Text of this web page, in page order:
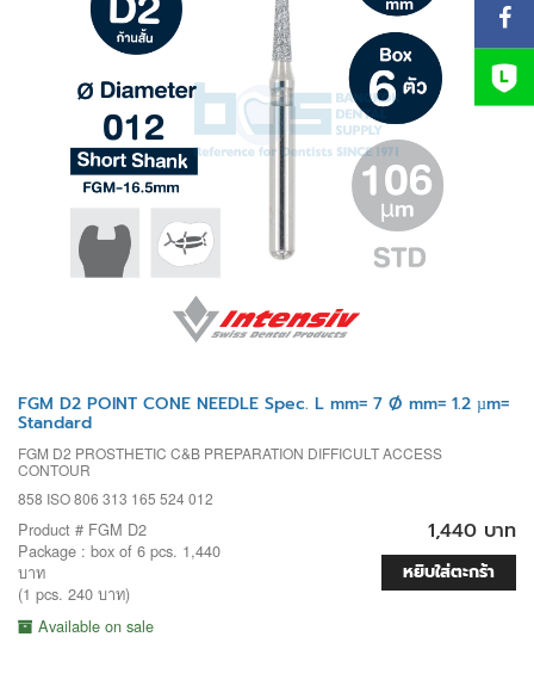
FGM D2 POINT CONE NEEDLE Spec. L mm= 7 Ø mm= 1.2 µm=
Standard
FGM D2 PROSTHETIC C&B PREPARATION DIFFICULT ACCESS
CONTOUR
858 ISO 806 313 165 524 012
Product # FGM D2
Package : box of 6 pcs. 1,440
บาท
(1 pcs. 240 บาท)
Available on sale
1,440 บาท
หยิบใส่ตะกร้า